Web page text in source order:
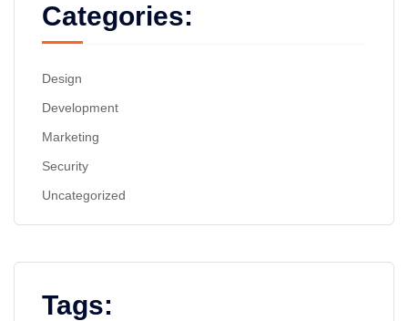
Categories:
Design
Development
Marketing
Security
Uncategorized
Tags: